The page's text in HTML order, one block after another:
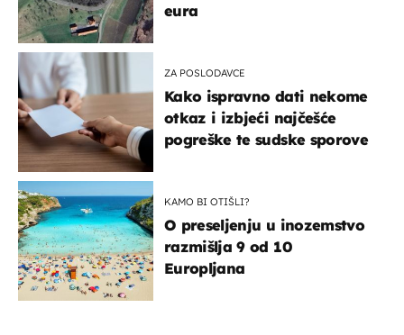
eura
ZA POSLODAVCE
Kako ispravno dati nekome
otkaz i izbjeći najčešće
pogreške te sudske sporove
KAMO BI OTIŠLI?
O preseljenju u inozemstvo
razmišlja 9 od 10
Europljana